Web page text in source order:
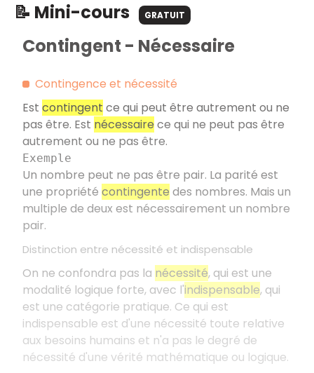
📝 Mini-cours GRATUIT
Contingent - Nécessaire
Contingence et nécessité
Est contingent ce qui peut être autrement ou ne
pas être. Est nécessaire ce qui ne peut pas être
autrement ou ne pas être.
Exemple
Un nombre peut ne pas être pair. La parité est
une propriété contingente des nombres. Mais un
multiple de deux est nécessairement un nombre
pair.
Distinction entre nécessité et indispensable
On ne confondra pas la nécessité, qui est une
modalité logique forte, avec l'indispensable, qui
est une catégorie pratique. Ce qui est
indispensable est d'une nécessité toute relative
aux besoins humains et n'a pas le degré de
nécessité d'une vérité mathématique ou logique.